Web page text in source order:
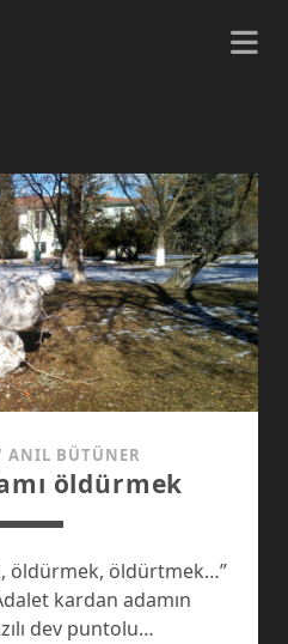
ANIL BÜTÜNER
öldürmek
öldürmek, öldürtmek…”
kardan adamın
dev puntolu…